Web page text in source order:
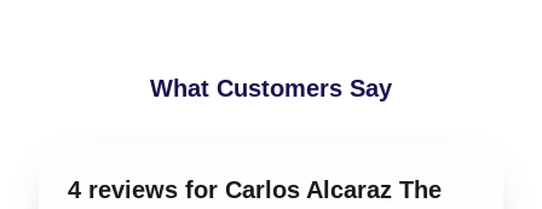
What Customers Say
4 reviews for Carlos Alcaraz The